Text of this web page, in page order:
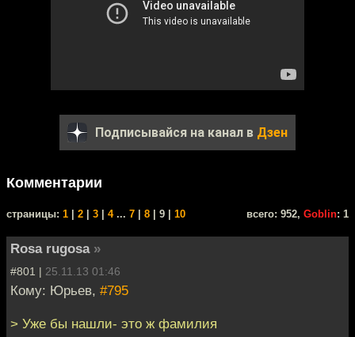
Подписывайся на канал в Дзен
Комментарии
cтраницы: 1 2 3 4... 7 8 | 9 | 10 всего: 952, Goblin: 1
Rosa rugosa »
#801 | 25.11.13 01:46
Кому: Юрьев, #795
> Уже бы нашли- это ж фамилия